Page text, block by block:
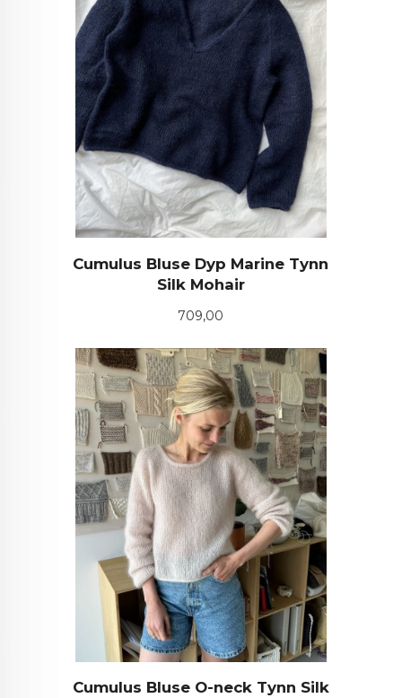
Cumulus Bluse Dyp Marine Tynn
Silk Mohair
Pris
709,00
Cumulus Bluse O-neck Tynn Silk